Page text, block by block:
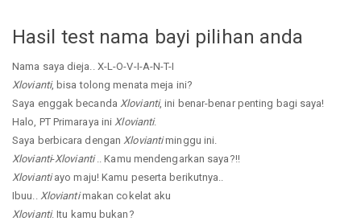
Hasil test nama bayi pilihan anda
Nama saya dieja.. X-L-O-V-I-A-N-T-I
Xlovianti, bisa tolong menata meja ini?
Saya enggak becanda Xlovianti, ini benar-benar penting bagi saya!
Halo, PT Primaraya ini Xlovianti.
Saya berbicara dengan Xloviantiminggu ini.
Xlovianti-Xlovianti.. Kamu mendengarkan saya?!!
Xloviantiayo maju! Kamu peserta berikutnya..
Ibuu.. Xloviantimakan cokelat aku
Xlovianti. Itu kamu bukan?